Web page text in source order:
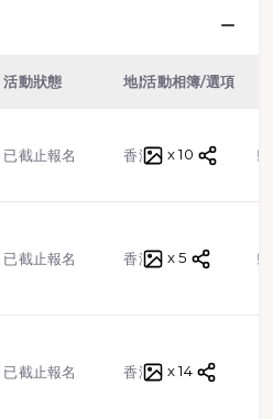
活動狀態 地點 類型
活動相簿/選項
已截止報名 香港 越野跑
x 10
已截止報名 香港 越野跑
x 5
已截止報名 香港 路跑
x 14